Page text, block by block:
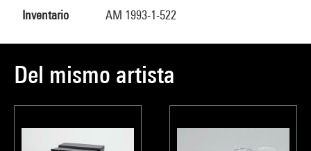
Inventario AM 1993-1-522
Del mismo artista